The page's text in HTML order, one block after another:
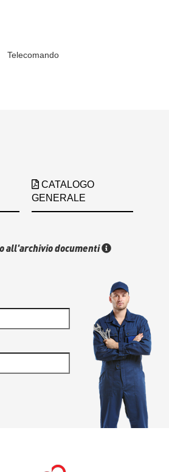
Telecomando
CATALOGO
GENERALE
all'archivio documenti